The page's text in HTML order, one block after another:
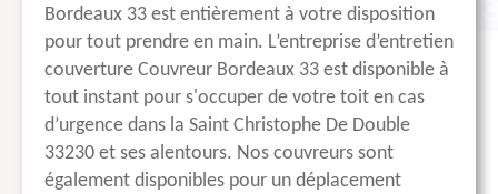
Bordeaux 33 est entièrement à votre disposition
pour tout prendre en main. L’entreprise d’entretien
couverture Couvreur Bordeaux 33 est disponible à
tout instant pour s'occuper de votre toit en cas
d’urgence dans la Saint Christophe De Double
33230 et ses alentours. Nos couvreurs sont
également disponibles pour un déplacement